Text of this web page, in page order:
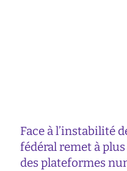
Face à l’instabilité
fédéral remet à
des plateformes